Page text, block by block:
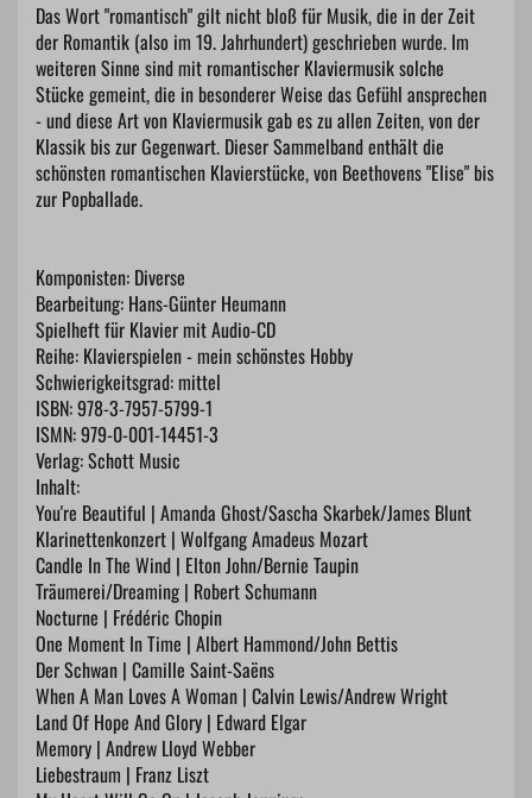
Das Wort "romantisch" gilt nicht bloß für Musik, die in der Zeit
der Romantik (also im 19. Jahrhundert) geschrieben wurde. Im
weiteren Sinne sind mit romantischer Klaviermusik solche
Stücke gemeint, die in besonderer Weise das Gefühl ansprechen
- und diese Art von Klaviermusik gab es zu allen Zeiten, von der
Klassik bis zur Gegenwart. Dieser Sammelband enthält die
schönsten romantischen Klavierstücke, von Beethovens "Elise" bis
zur Popballade.
Komponisten: Diverse
Bearbeitung: Hans-Günter Heumann
Spielheft für Klavier mit Audio-CD
Reihe: Klavierspielen - mein schönstes Hobby
Schwierigkeitsgrad: mittel
ISBN: ​​978-3-7957-5799-1
ISMN: 979-0-001-14451-3
Verlag: Schott Music
Inhalt:
You're Beautiful | Amanda Ghost/Sascha Skarbek/James Blunt
Klarinettenkonzert | Wolfgang Amadeus Mozart
Candle In The Wind | Elton John/Bernie Taupin
Träumerei/Dreaming | Robert Schumann
Nocturne | Frédéric Chopin
One Moment In Time | Albert Hammond/John Bettis
Der Schwan | Camille Saint-Saëns
When A Man Loves A Woman | Calvin Lewis/Andrew Wright
Land Of Hope And Glory | Edward Elgar
Memory | Andrew Lloyd Webber
Liebestraum | Franz Liszt